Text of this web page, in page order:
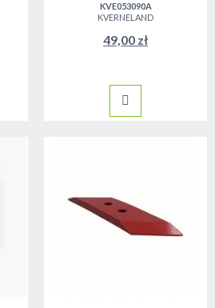
KVE053090A
KVERNELAND
49,00 zł